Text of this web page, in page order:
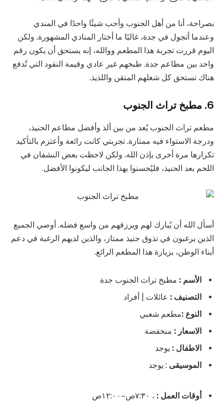
بصراحة، أنا من أهل الجنوب وأحب شيئًا واحدًا في المندي
وعندما أتجول في جدة، غالبًا ما أختار المنادي المشهورة. ولكن
اليوم قررت تجربة هذا المطعم ووالله، إنه يستحق أن يكون رقم
واحد بين مطاعم جدة. طبخهم غير عادي وقيمة النقود التي تُدفع
هناك تستحق كل شغلهم المتقن واللذيذ.
6. مطبخ تراث الجنوب
مطعم تراث الجنوب يُعد من بين ألذ وأفضل مطاعم الحنيذ،
ودرجة الاستواء فيه ممتازة. تجربتي كانت رائعة وأعتزم بالتأكيد
تكرارها مرة أخرى بإذن الله. ولكن لاحظت بعض النشفان في
اللحم بعد الحنيذ، فليُحسنوا بهذا الجانب ليكونوا الأفضل.
أسأل الله أن يُبارك لهم ويرزقهم من واسع فضله. أوصي الجميع
الذين يرغبون في تذوق حنيذ ممتاز، والذين لديهم الرغبة في دعم
أبناء الوطن، بزيارة هذا المطعم الرائع.
الأسم : مطبخ تراث الجنوب جدة
التصنيف : عائلات | أفراد
النوع :مطعم شعبي
الاسعار : منخفضة
الاطفال : يوجد
الموسيقى : يوجد
أوقات العمل : ، ٧:٣٠ص–١٢:٠٠ص